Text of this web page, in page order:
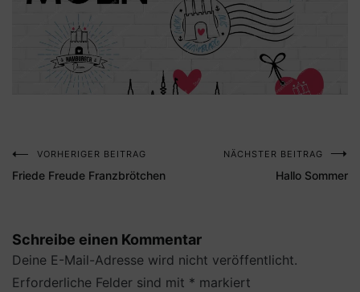
Beitragsnavigation
VORHERIGER BEITRAG
Friede Freude Franzbrötchen
NÄCHSTER BEITRAG
Hallo Sommer
Schreibe einen Kommentar
Deine E-Mail-Adresse wird nicht veröffentlicht.
Erforderliche Felder sind mit * markiert